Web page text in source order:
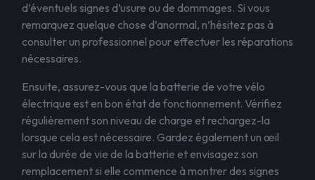
d’éventuels signes d’usure ou de dommages. Si vous
remarquez quelque chose d’anormal, n’hésitez pas à
consulter un professionnel pour effectuer les réparations
nécessaires.
Ensuite, assurez-vous que la batterie de votre vélo
électrique est en bon état de fonctionnement. Vérifiez
régulièrement son niveau de charge et rechargez-la
lorsque cela est nécessaire. Gardez également un œil
sur la durée de vie de la batterie et envisagez son
remplacement si elle commence à montrer des signes